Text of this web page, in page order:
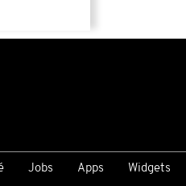
Jobs Apps Widgets